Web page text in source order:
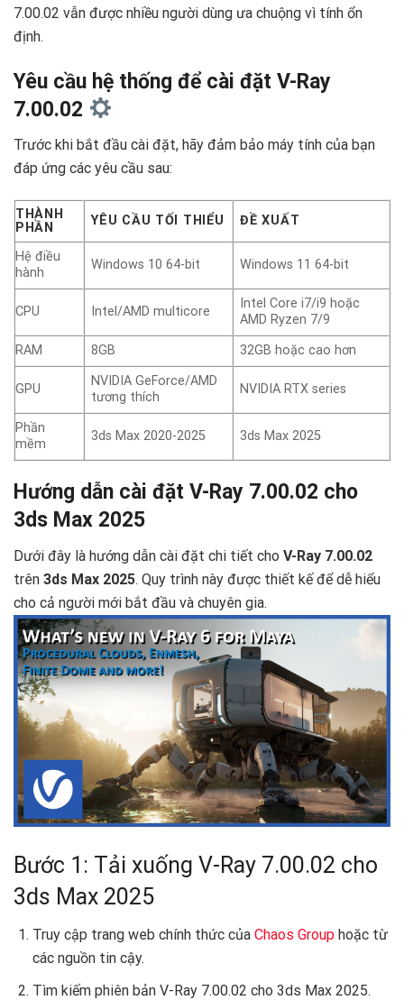
7.00.02 vẫn được nhiều người dùng ưa chuộng vì tính ổn
định.
Yêu cầu hệ thống để cài đặt V-Ray
7.00.02
Trước khi bắt đầu cài đặt, hãy đảm bảo máy tính của bạn
đáp ứng các yêu cầu sau:
THÀNH
PHẦN
YÊU CẦU TỐI THIỂU ĐỀ XUẤT
Hệ điều
hành
Windows 10 64-bit Windows 11 64-bit
CPU Intel/AMD multicore
Intel Core i7/i9 hoặc
AMD Ryzen 7/9
RAM
8GB 32GB hoặc cao hơn
GPU
NVIDIA GeForce/AMD
tương thích
NVIDIA RTX series
Phần
mềm
3ds Max 2020-2025 3ds Max 2025
Hướng dẫn cài đặt V-Ray 7.00.02 cho
3ds Max 2025 ️
Dưới đây là hướng dẫn cài đặt chi tiết cho V-Ray 7.00.02
trên 3ds Max 2025. Quy trình này được thiết kế để dễ hiểu
cho cả người mới bắt đầu và chuyên gia.
Bước 1: Tải xuống V-Ray 7.00.02 cho
3ds Max 2025
Truy cập trang web chính thức của Chaos Grouphoặc từ
các nguồn tin cậy.
Tìm kiếm phiên bản V-Ray 7.00.02 cho 3ds Max 2025.